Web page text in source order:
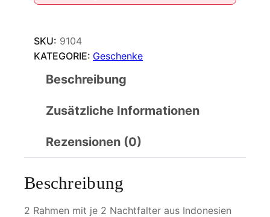
SKU: 9104
KATEGORIE: Geschenke
Beschreibung
Zusätzliche Informationen
Rezensionen (0)
Beschreibung
2 Rahmen mit je 2 Nachtfalter aus Indonesien